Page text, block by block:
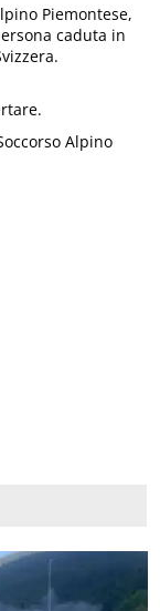
Piemontese,
caduta in
Alpino